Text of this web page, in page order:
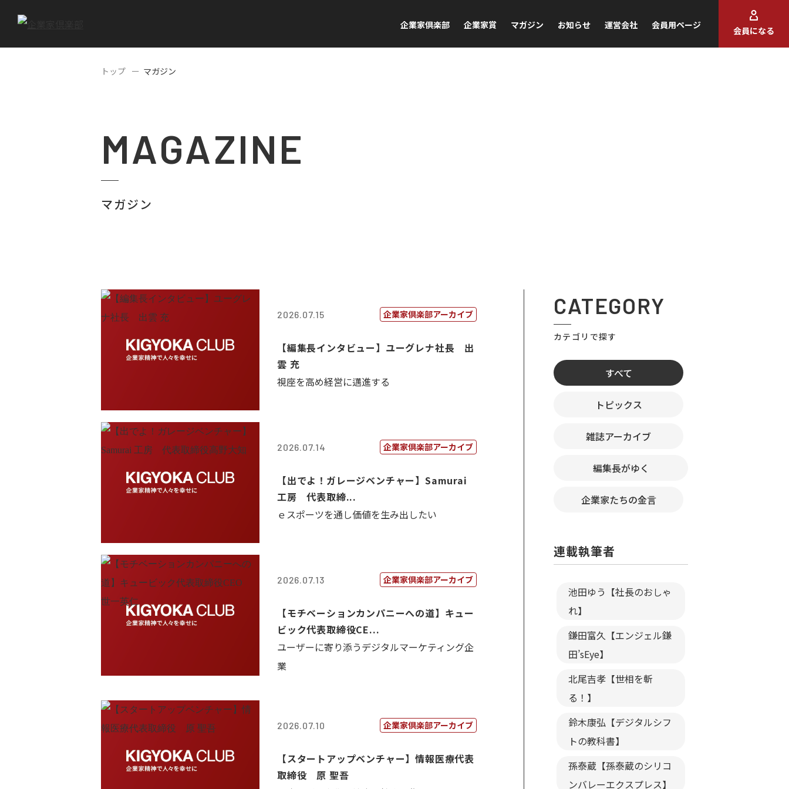
企業家倶楽部 企業家賞 マガジン お知らせ 運営会社 会員用ページ
会員になる
トップ マガジン
MAGAZINE
マガジン
2026.07.15 企業家倶楽部アーカイブ
【編集長インタビュー】ユーグレナ社長 出
雲 充
視座を高め経営に邁進する
2026.07.14 企業家倶楽部アーカイブ
【出でよ！ガレージベンチャー】Samurai
工房 代表取締...
ｅスポーツを通し価値を生み出したい
2026.07.13 企業家倶楽部アーカイブ
【モチベーションカンパニーへの道】キュー
ビック代表取締役CE...
ユーザーに寄り添うデジタルマーケティング企
業
2026.07.10 企業家倶楽部アーカイブ
【スタートアップベンチャー】情報医療代表
取締役 原 聖吾
CATEGORY
カテゴリで探す
すべて
トピックス
雑誌アーカイブ
編集長がゆく
企業家たちの金言
連載執筆者
池田ゆう【社長のおしゃ
れ】
鎌田富久【エンジェル鎌
田’sEye】
北尾吉孝【世相を斬
る！】
鈴木康弘【デジタルシフ
トの教科書】
孫泰蔵【孫泰蔵のシリコ
ンバレーエクスプレス】